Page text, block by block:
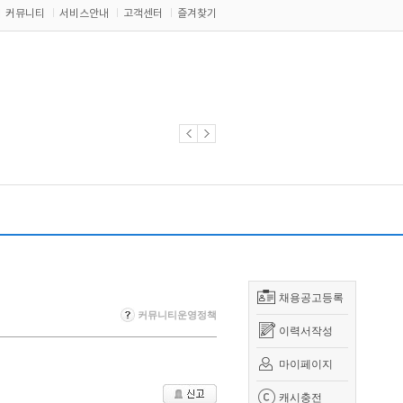
커뮤니티 서비스안내 고객센터 즐겨찾기
채용공고등록
이력서작성
마이페이지
캐시충전
커뮤니티운영정책